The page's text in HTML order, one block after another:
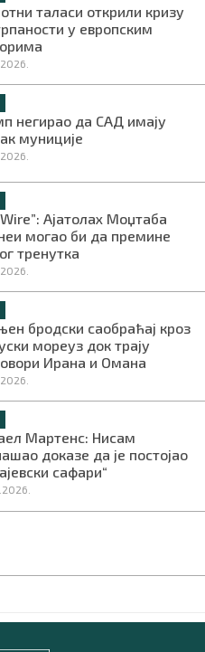
таласи открили кризу
у европским
негирао да САД имају
муниције
Ајатолах Моџтаба
могао би да премине
тренутка
бродски саобраћај кроз
мореуз док трају
Ирана и Омана
Мартенс: Нисам
доказе да је постојао
сафари“